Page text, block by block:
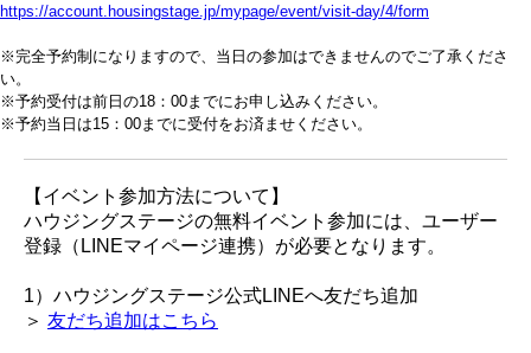
https://account.housingstage.jp/mypage/event/visit-day/4/form
※完全予約制になりますので、当日の参加はできませんのでご了承くださ
い。
※予約受付は前日の18：00までにお申し込みください。
※予約当日は15：00までに受付をお済ませください。
【イベント参加方法について】
ハウジングステージの無料イベント参加には、ユーザー
登録（LINEマイページ連携）が必要となります。
1）ハウジングステージ公式LINEへ友だち追加
＞ 友だち追加はこちら